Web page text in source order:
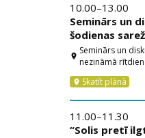
10.00–13.00
Seminārs un
šodienas
location_on Seminārs un
nezināmā
location_on Skatīt plānā
11.00–11.30
“Solis pretī